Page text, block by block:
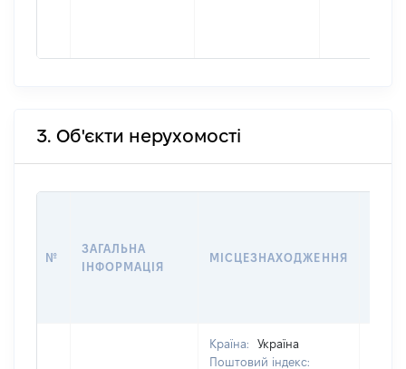
3. Об'єкти нерухомості
№
ЗАГАЛЬНА
ІНФОРМАЦІЯ
МІСЦЕЗНАХОДЖЕННЯ
Країна:
Україна
Поштовий індекс: